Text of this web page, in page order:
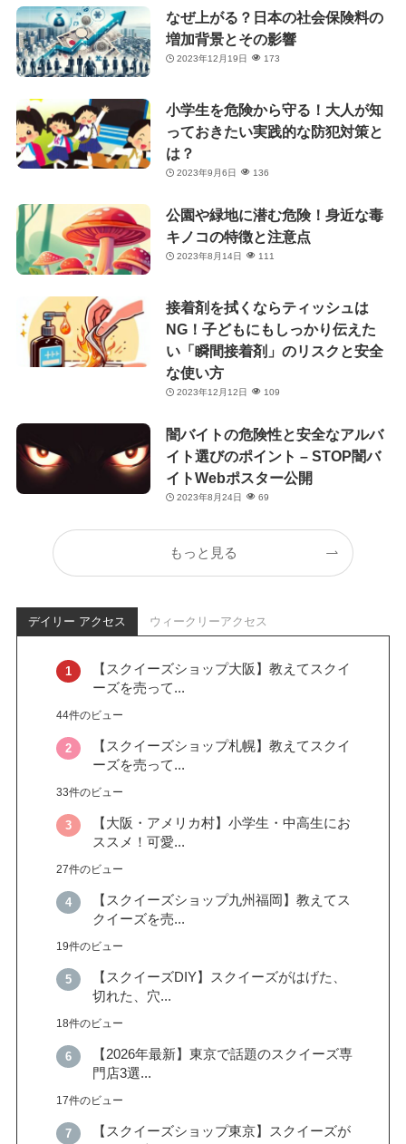
なぜ上がる？日本の社会保険料の
増加背景とその影響
2023年12月19日 173
小学生を危険から守る！大人が知
っておきたい実践的な防犯対策と
は？
2023年9月6日 136
公園や緑地に潜む危険！身近な毒
キノコの特徴と注意点
2023年8月14日 111
接着剤を拭くならティッシュは
NG！子どもにもしっかり伝えた
い「瞬間接着剤」のリスクと安全
な使い方
2023年12月12日 109
闇バイトの危険性と安全なアルバ
イト選びのポイント – STOP闇バ
イトWebポスター公開
2023年8月24日 69
もっと見る
デイリー アクセス ウィークリーアクセス
【スクイーズショップ大阪】教えてスクイ
ーズを売って...
44件のビュー
【スクイーズショップ札幌】教えてスクイ
ーズを売って...
33件のビュー
【大阪・アメリカ村】小学生・中高生にお
ススメ！可愛...
27件のビュー
【スクイーズショップ九州福岡】教えてス
クイーズを売...
19件のビュー
【スクイーズDIY】スクイーズがはげた、
切れた、穴...
18件のビュー
【2026年最新】東京で話題のスクイーズ専
門店3選...
17件のビュー
【スクイーズショップ東京】スクイーズが